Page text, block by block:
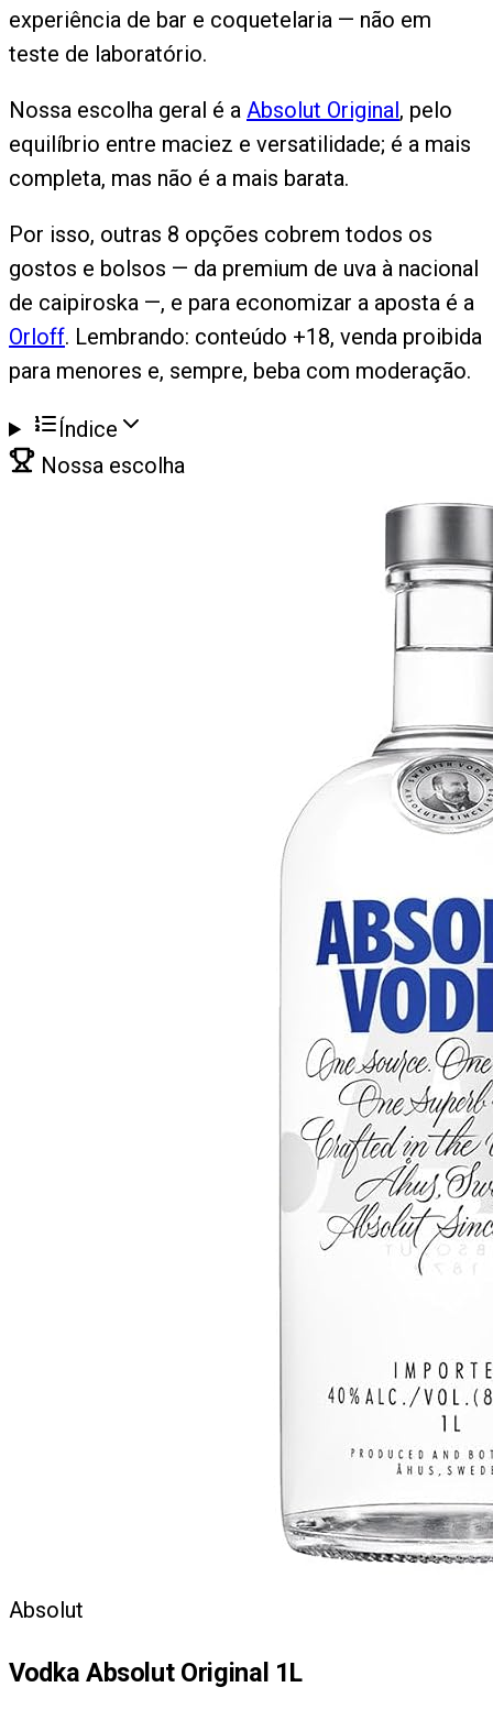
experiência de bar e coquetelaria — não em
teste de laboratório.
Nossa escolha geral é a Absolut Original, pelo
equilíbrio entre maciez e versatilidade; é a mais
completa, mas não é a mais barata.
Por isso, outras 8 opções cobrem todos os
gostos e bolsos — da premium de uva à nacional
de caipiroska —, e para economizar a aposta é a
Orloff. Lembrando: conteúdo +18, venda proibida
para menores e, sempre, beba com moderação.
Índice
Nossa escolha
Absolut
Vodka Absolut Original 1L